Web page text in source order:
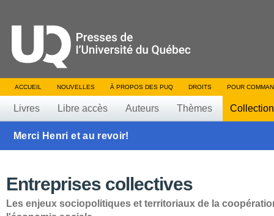
ACCUEIL NOUVELLES À PROPOS DES PUQ DROITS POUR
Livres Libre accès Auteurs Thèmes
Merci Henri et au revoir!
Entreprises collectives
Les enjeux sociopolitiques et territoriaux de la